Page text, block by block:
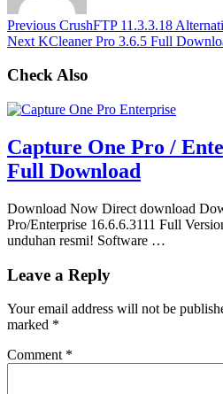
Previous CrushFTP 11.3.3.18
Next KCleaner Pro 3.6.5 Full
Check Also
Capture One Pro /
Full Download
Download Now Direct download
Pro/Enterprise 16.6.6.3111 Full
unduhan resmi! Software …
Leave a Reply
Your email address will not be
marked *
Comment *